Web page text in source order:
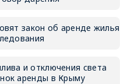
закон об аренде жилья
и отключения света
аренды в Крыму